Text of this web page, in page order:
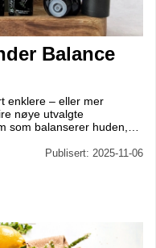
Balance
enklere – eller mer
nøye utvalgte
som balanserer huden,
frie radikaler og gir en
ren, enkel og
bruker på huden din.
Publisert: 2025-11-06